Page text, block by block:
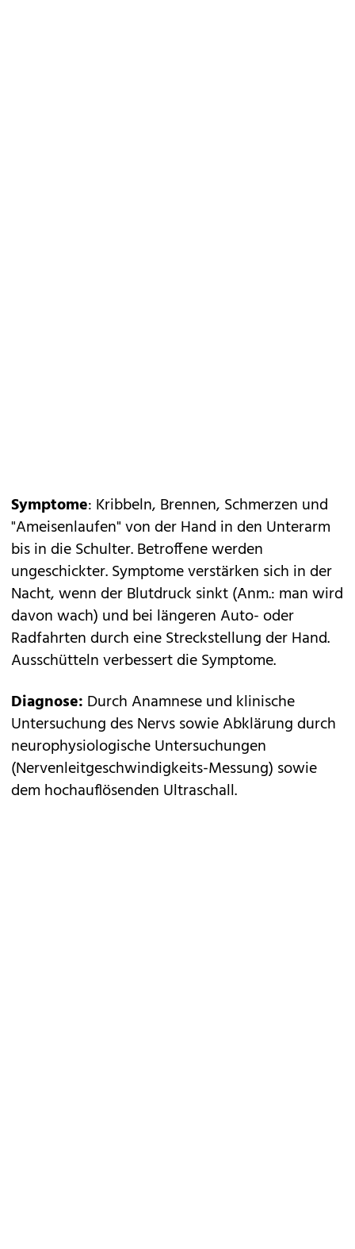
Symptome: Kribbeln, Brennen, Schmerzen und
"Ameisenlaufen" von der Hand in den Unterarm
bis in die Schulter. Betroffene werden
ungeschickter. Symptome verstärken sich in der
Nacht, wenn der Blutdruck sinkt (Anm.: man wird
davon wach) und bei längeren Auto- oder
Radfahrten durch eine Streckstellung der Hand.
Ausschütteln verbessert die Symptome.
Diagnose: Durch Anamnese und klinische
Untersuchung des Nervs sowie Abklärung durch
neurophysiologische Untersuchungen
(Nervenleitgeschwindigkeits-Messung) sowie
dem hochauflösenden Ultraschall.